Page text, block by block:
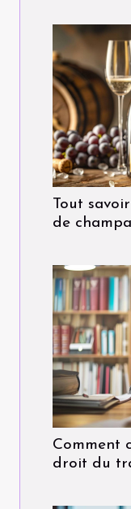
Tout
de
Comment
droit du